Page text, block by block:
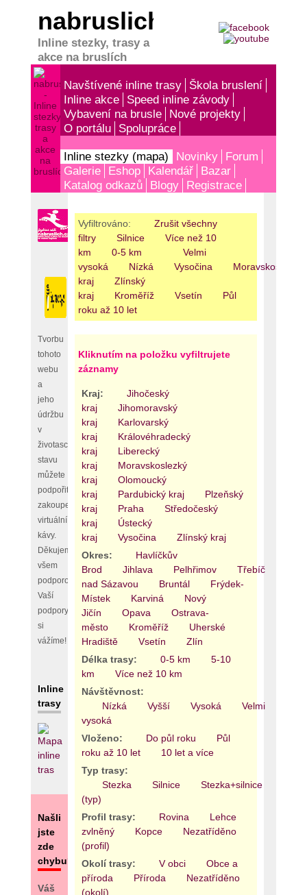
nabruslich.cz
Inline stezky, trasy a
akce na bruslích
Navštívené inline trasy
Škola bruslení
Inline akce
Speed inline závody
Vybavení na brusle
Nové projekty
O portálu
Spolupráce
Inline stezky (mapa) Novinky
Forum
Galerie
Eshop Kalendář
Bazar
Katalog odkazů
Blogy Registrace
Tvorbu
tohoto
webu
a
jeho
údržbu
v
životaschopném
stavu
můžete
podpořit
zakoupením
virtuální
kávy.
Děkujeme
všem
podporovatelům,
Vaší
podpory
si
vážíme!
Inline
trasy
Našli
jste
zde
chybu?
Váš
Vyfiltrováno:
Zrušit všechny
filtry
Silnice
Více než 10
km
0-5 km
Velmi
vysoká
Nízká Vysočina
Moravskoslezký
kraj
Zlínský
kraj
Kroměříž Vsetín
Půl
roku až 10 let
Kliknutím na položku vyfiltrujete
záznamy
Kraj:
Jihočeský
kraj
Jihomoravský
kraj
Karlovarský
kraj
Královéhradecký
kraj
Liberecký
kraj
Moravskoslezký
kraj
Olomoucký
kraj
Pardubický kraj
Plzeňský
kraj
Praha
Středočeský
kraj
Ústecký
kraj
Vysočina
Zlínský kraj
Okres:
Havlíčkův
Brod
Jihlava Pelhřimov Třebíč
nad Sázavou
Bruntál
Frýdek-
Místek
Karviná
Nový
Jičín
Opava
Ostrava-
město
Kroměříž
Uherské
Hradiště
Vsetín
Zlín
Délka trasy:
0-5 km
5-10
km
Více než 10 km
Návštěvnost:
Nízká
Vyšší Vysoká
Velmi
vysoká
Vloženo:
Do půl roku
Půl
roku až 10 let
10 let a více
Typ trasy:
Stezka
Silnice Stezka+silnice
(typ)
Profil trasy:
Rovina
Lehce
zvlněný
Kopce
Nezatříděno
(profil)
Okolí trasy:
V obci
Obce a
příroda
Příroda
Nezatříděno
(okolí)